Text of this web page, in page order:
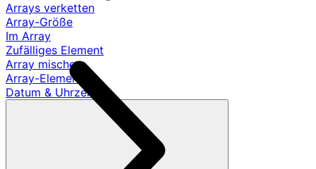
Arrays verketten
Array-Größe
Im Array
Zufälliges Element
Array mischen
Array-Element
Datum & Uhrzeit